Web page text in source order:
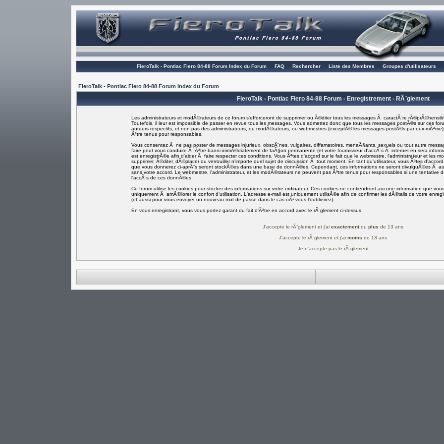
FieroTalk - Pontiac Fiero 84-88 Forum Index du Forum FAQ Rechercher Liste des Membres Groupes d'utilisateurs
FieroTalk - Pontiac Fiero 84-88 Forum Index du Forum
FieroTalk - Pontiac Fiero 84-88 Forum - Enregistrement - RÃ¨glement
Les administrateurs et modÃ©rateurs de ce forum s'efforceront de supprimer ou Ã©diter tous les messages Ã caractÃ¨re
Toutefois, il leur est impossible de passer en revue tous les messages. Vous admettez donc que tous les messages postÃ©s sur ces
auteurs respectifs, et non pas des administrateurs, ou modÃ©rateurs, ou webmestres (exceptÃ© les messages postÃ©s par eux-
Ãªtre tenus pour responsables.
Vous consentez Ã ne pas poster de messages injurieux, obscÃ¨nes, vulgaires, diffamatoires, menaÃ§ants, sexuels ou tout autre
faire peut vous conduire Ã Ãªtre banni immÃ©diatement de faÃ§on permanente (et votre fournisseur d'accÃ¨s Ã internet en sera
est enregistrÃ©e afin d'aider Ã faire respecter ces conditions. Vous Ãªtes d'accord sur le fait que le webmestre, l'administrateur et les
supprimer, Ã©diter, dÃ©placer ou verrouiller n'importe quel sujet de discussion Ã tout moment. En tant qu'utilisateur, vous Ãªtes
que vous donnerez ci-aprÃ¨s seront stockÃ©es dans une base de donnÃ©es. Cependant, ces informations ne seront divulguÃ©es Ã
sans votre accord. Le webmestre, l'administrateur, et les modÃ©rateurs ne peuvent pas Ãªtre tenus pour responsables si une tentative
l'accÃ¨s de ces donnÃ©es.
Ce forum utilise les cookies pour stocker des informations sur votre ordinateur. Ces cookies ne contiendront aucune information que
uniquement Ã amÃ©liorer le confort d'utilisation. L'adresse e-mail est uniquement utilisÃ©e afin de confirmer les dÃ©tails de votre
(et aussi pour vous envoyer un nouveau mot de passe dans le cas oÃ¹ vous l'oublieriez).
En vous enregistrant, vous vous portez garant du fait d'Ãªtre en accord avec le rÃ¨glement ci-dessus.
J'accepte le rÃ¨glement et j'ai exactementou plus de 13 ans
J'accepte le rÃ¨glement et j'ai moins de 13 ans
Je n'accepte pas le rÃ¨glement